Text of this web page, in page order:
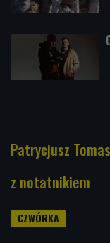
Patrycjusz
z notatnikiem